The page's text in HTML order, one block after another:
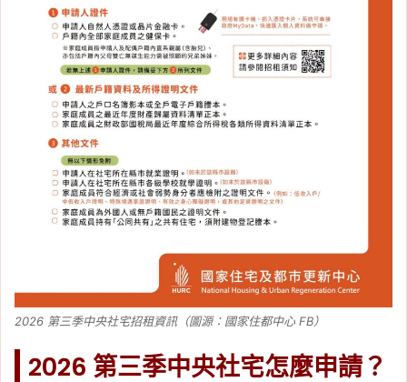
2026 第三季中央社宅招租資訊（圖源：國家住都中心 FB）
2026 第三季中央社宅怎麼申請？